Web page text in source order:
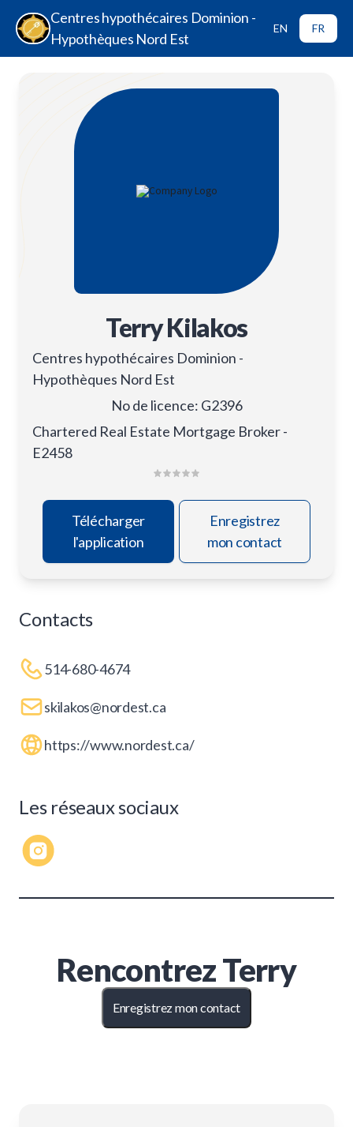
Centres hypothécaires Dominion -
Hypothèques Nord Est
EN FR
Terry Kilakos
Centres hypothécaires Dominion -
Hypothèques Nord Est
No de licence: G2396
Chartered Real Estate Mortgage Broker -
E2458
Télécharger
l'application
Enregistrez
mon contact
Contacts
514-680-4674
skilakos@nordest.ca
https://www.nordest.ca/
Les réseaux sociaux
RencontrezTerry
Enregistrez mon contact